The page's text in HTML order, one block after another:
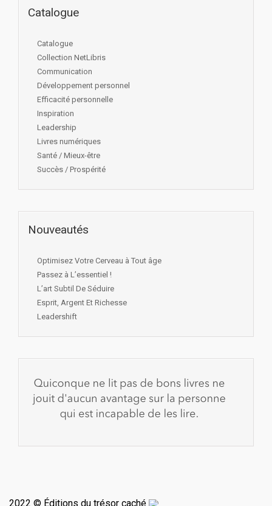
Catalogue
Catalogue
Collection NetLibris
Communication
Développement personnel
Efficacité personnelle
Inspiration
Leadership
Livres numériques
Santé / Mieux-être
Succès / Prospérité
Nouveautés
Optimisez Votre Cerveau à Tout âge
Passez à L’essentiel !
L’art Subtil De Séduire
Esprit, Argent Et Richesse
Leadershift
2022 © Éditions du trésor caché